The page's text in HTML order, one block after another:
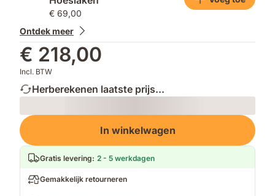
€ 69,00
Ontdek meer
€ 218,00
Incl. BTW
Herberekenen laatste prijs...
Loading
In winkelwagen
Gratis levering: 2 - 5 werkdagen
Gemakkelijk retourneren